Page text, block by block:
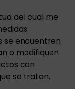
del cual me
se encuentren
o modifiquen
con
se tratan.